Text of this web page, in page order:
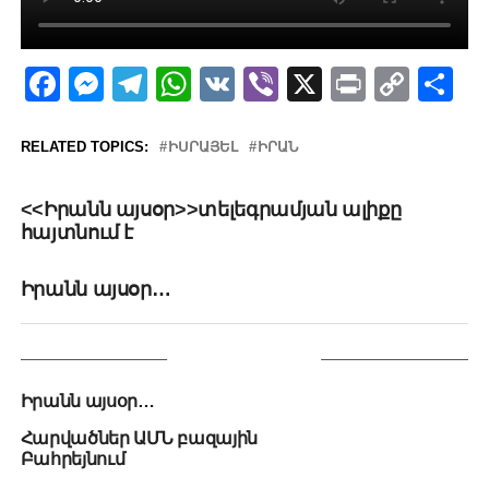
Facebook
Messenger
Telegram
WhatsApp
VKViber
X PrintCopy
RELATED TOPICS: ԻՍՐԱՅԵԼ ԻՐԱՆ
<<Իրանն այսօր>>տելեգրամյան ալիքը
հայտնում է
Իրանն այսօր…
Իրանն այսօր…
Հարվածներ ԱՄՆ բազային
Բահրեյնում